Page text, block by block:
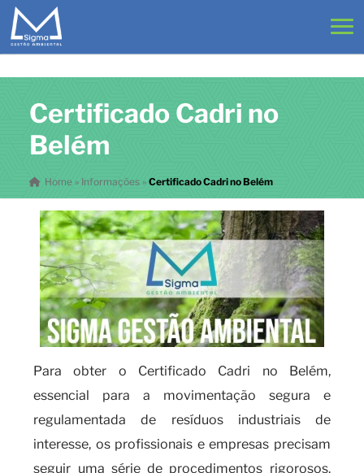
Certificado Cadri no
Belém
Home» Informações » Certificado Cadri no Belém
Para obter o Certificado Cadri no Belém,
essencial para a movimentação segura e
regulamentada de resíduos industriais de
interesse, os profissionais e empresas precisam
seguir uma série de procedimentos rigorosos.